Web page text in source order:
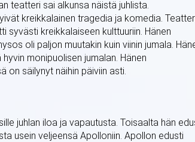
teatteri sai alkunsa näistä juhlista.
kreikkalainen tragedia ja komedia.
syvästi kreikkalaiseen kulttuuriin. Hänen
oli paljon muutakin kuin viinin jumala.
monipuolisen jumalan. Hänen
on säilynyt näihin päiviin asti.
juhlan iloa ja vapautusta. Toisaalta hän
usein veljeensä Apolloniin. Apollon edusti